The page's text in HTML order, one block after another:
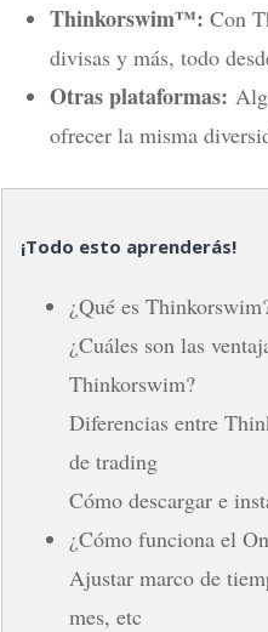
Thinkorswim™: Con
divisas y más, todo
Otras plataformas:
ofrecer la misma
¡Todo esto aprenderás!
¿Qué es
¿Cuáles son las
Thinkorswim?
Diferencias entre
de trading
Cómo descargar e
¿Cómo funciona el
Ajustar marco de
mes, etc